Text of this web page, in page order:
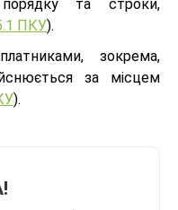
та строки,
ПКУ).
зокрема,
за місцем
).